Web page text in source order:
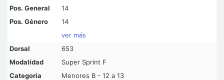
14
14
ver más
653
Super Sprint F
Menores B - 12 a 13